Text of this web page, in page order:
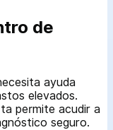
de
ayuda
elevados.
permite acudir a
seguro.